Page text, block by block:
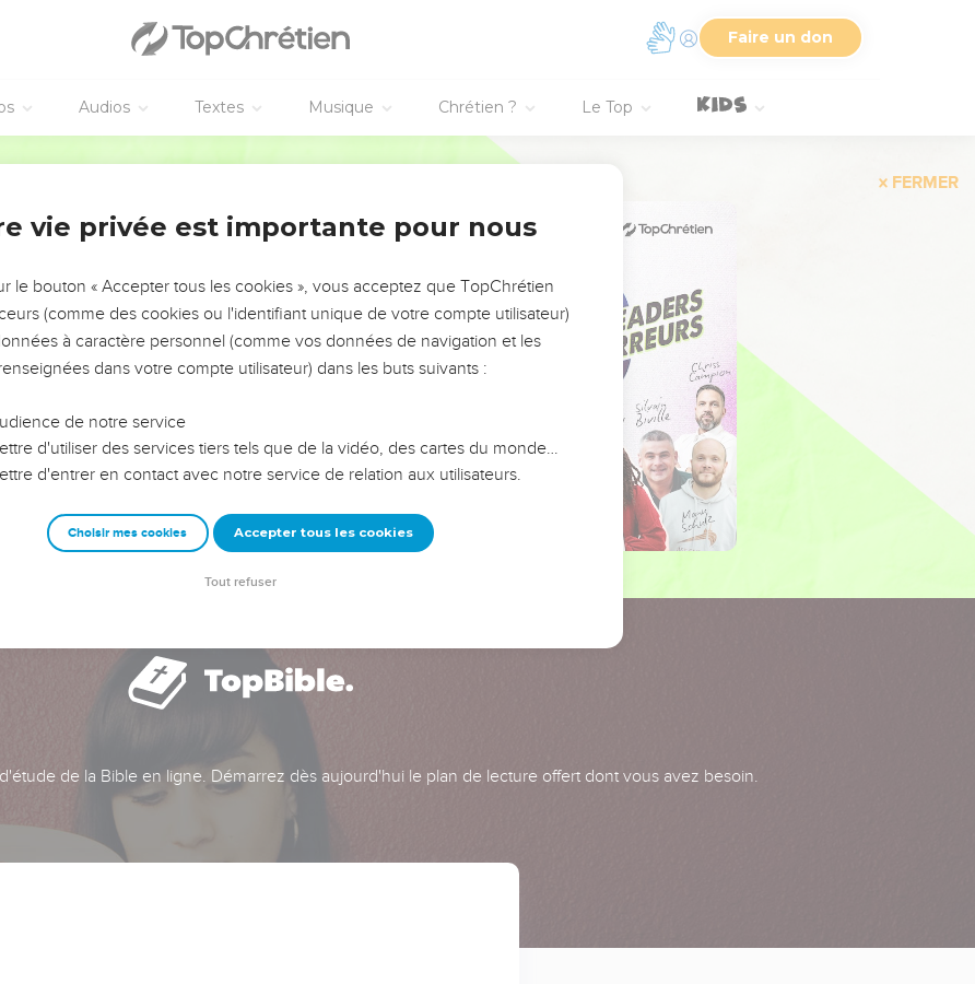
Faire un don
Audios Textes Musique Chrétien ? Le Top
FERMER
DE L’ANNÉE !
LES VOTRES ?
leur impact, leur foi ou leur vision. Mais on voit
qu'ils ont traversés, alors même que ce sont
responsables reviennent sur les erreurs
avec plus de sagesse afin que leurs erreurs
ministère, une équipe, un groupe ou une famille,
de la Bible en ligne. Démarrez dès aujourd'hui le plan de lecture offert dont vous avez besoin.
vie privée est importante pour nous
le bouton « Accepter tous les cookies », vous acceptez que TopChrétien
(comme des cookies ou l'identifiant unique de votre compte utilisateur)
à caractère personnel (comme vos données de navigation et les
dans votre compte utilisateur) dans les buts suivants :
de notre service
d'utiliser des services tiers tels que de la vidéo, des cartes du monde…
d'entrer en contact avec notre service de relation aux utilisateurs.
Choisir mes cookies Accepter tous les cookies
Tout refuser